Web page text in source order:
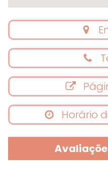
Horário